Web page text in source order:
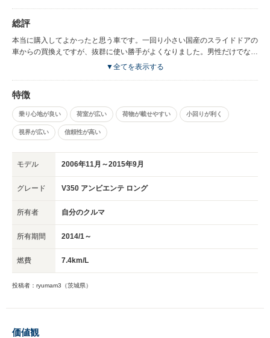
総評
本当に購入してよかったと思う車です。一回り小さい国産のスライドドアの
車からの買換えですが、抜群に使い勝手がよくなりました。男性だけでな
く、ママが乗っても○だと思います。▼全てを表示する
特徴
乗り心地が良い 荷室が広い 荷物が載せやすい 小回りが利く
視界が広い 信頼性が高い
モデル 2006年11月～2015年9月
グレード V350 アンビエンテ ロング
所有者 自分のクルマ
所有期間 2014/1～
燃費 7.4km/L
投稿者：ryumam3（茨城県）
価値観